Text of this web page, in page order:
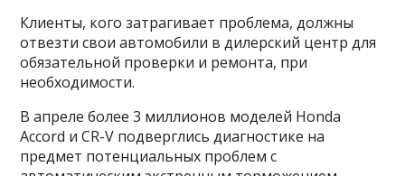
Клиенты, кого затрагивает проблема, должны
отвезти свои автомобили в дилерский центр для
обязательной проверки и ремонта, при
необходимости.
В апреле более 3 миллионов моделей Honda
Accord и CR-V подверглись диагностике на
предмет потенциальных проблем с